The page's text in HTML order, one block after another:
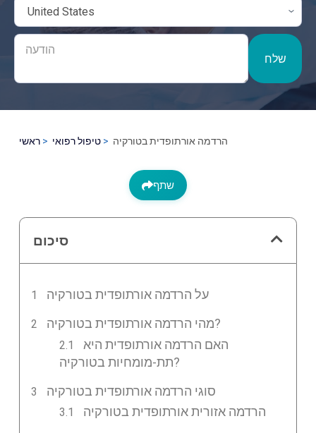
שלח
ראשי טיפול רפואי הרדמה אורתופדית בטורקיה
שתף
סיכום
על הרדמה אורתופדית בטורקיה
מהי הרדמה אורתופדית בטורקיה?
האם הרדמה אורתופדית היא
תת-מומחיות בטורקיה?
סוגי הרדמה אורתופדית בטורקיה
הרדמה אזורית אורתופדית בטורקיה